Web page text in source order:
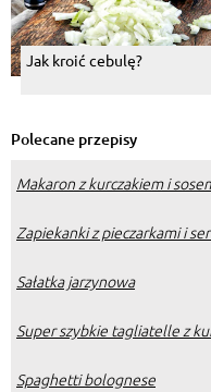
Jak kroić cebulę?
Polecane przepisy
Makaron z kurczakiem i
Zapiekanki z pieczarkami i
Sałatka jarzynowa
Super szybkie tagliatelle z
Spaghetti bolognese